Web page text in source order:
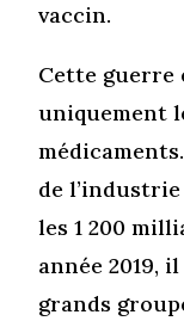
vaccin.
Cette guerre
uniquement
de
les 1 200
année 2019,
grands